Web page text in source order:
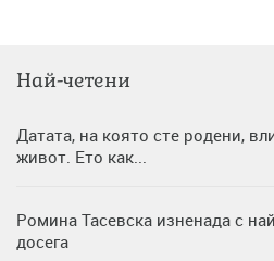
Най-четени
Датата, на която сте родени,
живот. Ето как...
Ромина Тасевска изненада с
досега